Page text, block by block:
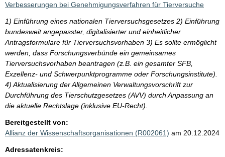
Verbesserungen bei Genehmigungsverfahren für Tierversuche
1) Einführung eines nationalen Tierversuchsgesetzes 2) Einführung
bundesweit angepasster, digitalisierter und einheitlicher
Antragsformulare für Tierversuchsvorhaben 3) Es sollte ermöglicht
werden, dass Forschungsverbünde ein gemeinsames
Tierversuchsvorhaben beantragen (z.B. ein gesamter SFB,
Exzellenz- und Schwerpunktprogramme oder Forschungsinstitute).
4) Aktualisierung der Allgemeinen Verwaltungsvorschrift zur
Durchführung des Tierschutzgesetzes (AVV) durch Anpassung an
die aktuelle Rechtslage (inklusive EU-Recht).
Bereitgestellt von:
Allianz der Wissenschaftsorganisationen (R002061) am 20.12.2024
Adressatenkreis: